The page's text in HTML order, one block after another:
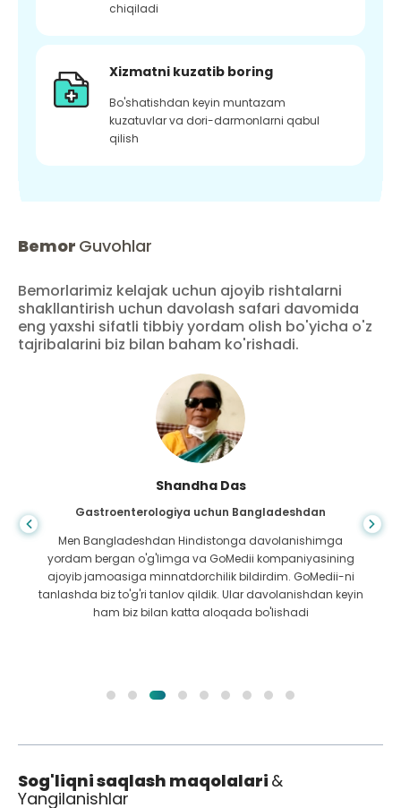
chiqiladi
Xizmatni kuzatib boring
Bo'shatishdan keyin muntazam
kuzatuvlar va dori-darmonlarni qabul
qilish
Bemor Guvohlar
Bemorlarimiz kelajak uchun ajoyib rishtalarni
shakllantirish uchun davolash safari davomida
eng yaxshi sifatli tibbiy yordam olish bo'yicha o'z
tajribalarini biz bilan baham ko'rishadi.
Shandha Das
Gastroenterologiya uchun Bangladeshdan
Men Bangladeshdan Hindistonga davolanishimga
yordam bergan o'g'limga va GoMedii kompaniyasining
ajoyib jamoasiga minnatdorchilik bildirdim. GoMedii-ni
tanlashda biz to'g'ri tanlov qildik. Ular davolanishdan keyin
ham biz bilan katta aloqada bo'lishadi
Sog'liqni saqlash maqolalari &
Yangilanishlar